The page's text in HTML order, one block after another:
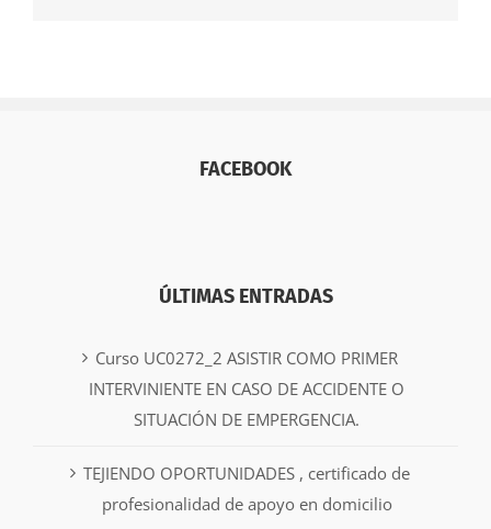
FACEBOOK
ÚLTIMAS ENTRADAS
Curso UC0272_2 ASISTIR COMO PRIMER
INTERVINIENTE EN CASO DE ACCIDENTE O
SITUACIÓN DE EMPERGENCIA.
TEJIENDO OPORTUNIDADES , certificado de
profesionalidad de apoyo en domicilio